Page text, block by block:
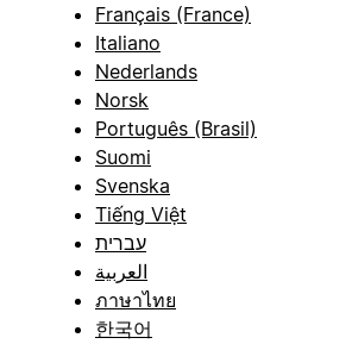
Français (France)
Italiano
Nederlands
Norsk
Português (Brasil)
Suomi
Svenska
Tiếng Việt
עברית
العربية
ภาษาไทย
한국어